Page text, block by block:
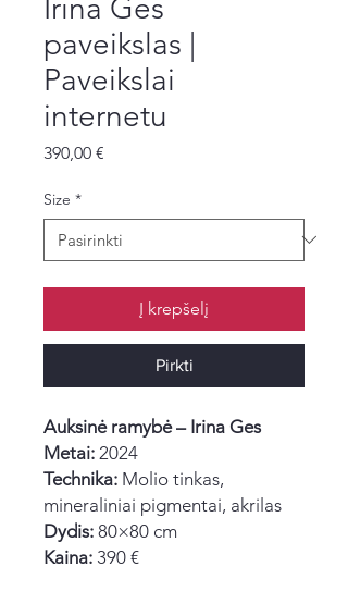
Irina Ges
paveikslas |
Paveikslai
internetu
390,00 €
Size *
Į krepšelį
Pirkti
Auksinė ramybė – Irina Ges
Metai: 2024
Technika: Molio tinkas,
mineraliniai pigmentai, akrilas
Dydis: 80×80 cm
Kaina: 390 €